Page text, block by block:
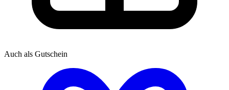
Auch als Gutschein